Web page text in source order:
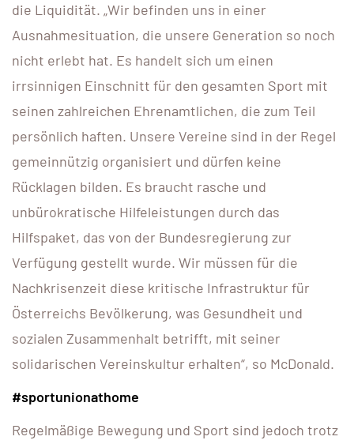
die Liquidität. „Wir befinden uns in einer
Ausnahmesituation, die unsere Generation so noch
nicht erlebt hat. Es handelt sich um einen
irrsinnigen Einschnitt für den gesamten Sport mit
seinen zahlreichen Ehrenamtlichen, die zum Teil
persönlich haften. Unsere Vereine sind in der Regel
gemeinnützig organisiert und dürfen keine
Rücklagen bilden. Es braucht rasche und
unbürokratische Hilfeleistungen durch das
Hilfspaket, das von der Bundesregierung zur
Verfügung gestellt wurde. Wir müssen für die
Nachkrisenzeit diese kritische Infrastruktur für
Österreichs Bevölkerung, was Gesundheit und
sozialen Zusammenhalt betrifft, mit seiner
solidarischen Vereinskultur erhalten“, so McDonald.
#sportunionathome
Regelmäßige Bewegung und Sport sind jedoch trotz